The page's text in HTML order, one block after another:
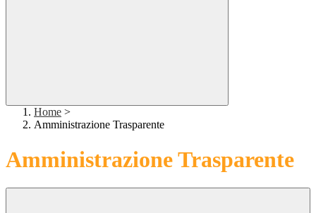
Home >
Amministrazione Trasparente
Amministrazione Trasparente